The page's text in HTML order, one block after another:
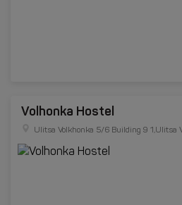
Volhonka Hostel
Ulitsa Volkhonka 5/6 Building 9 1,Ulitsa